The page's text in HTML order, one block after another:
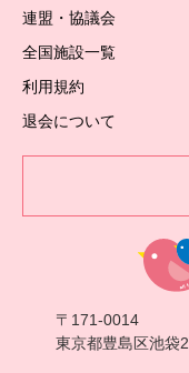
連盟・協議会
全国施設一覧
利用規約
退会について
〒171-0014
東京都豊島区池袋